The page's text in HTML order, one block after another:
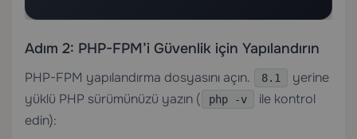
Adım 2: PHP-FPM’i Güvenlik için Yapılandırın
PHP-FPM yapılandırma dosyasını açın. 8.1
yerine
yüklü PHP sürümünüzü yazın (
php -v
ile kontrol
edin):